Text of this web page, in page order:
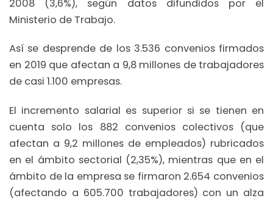
2008 (3,6%), según datos difundidos por el
Ministerio de Trabajo.
Así se desprende de los 3.536 convenios firmados
en 2019 que afectan a 9,8 millones de trabajadores
de casi 1.100 empresas.
El incremento salarial es superior si se tienen en
cuenta solo los 882 convenios colectivos (que
afectan a 9,2 millones de empleados) rubricados
en el ámbito sectorial (2,35%), mientras que en el
ámbito de la empresa se firmaron 2.654 convenios
(afectando a 605.700 trabajadores) con un alza